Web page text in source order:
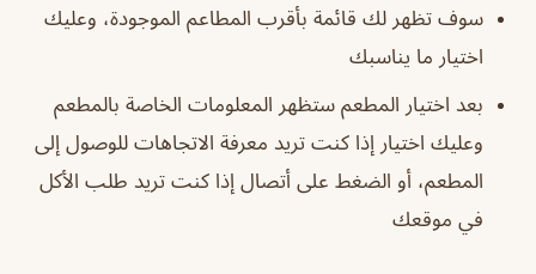
سوف تظهر لك قائمة بأقرب المطاعم الموجودة، وعليك
اختيار ما يناسبك
بعد اختيار المطعم ستظهر المعلومات الخاصة بالمطعم
وعليك اختيار إذا كنت تريد معرفة الاتجاهات للوصول إلى
المطعم، أو الضغط على أتصال إذا كنت تريد طلب الأكل
في موقعك